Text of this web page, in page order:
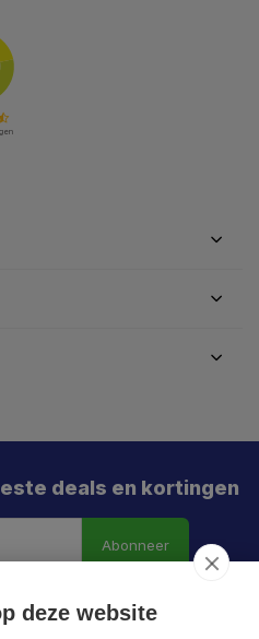
deals en kortingen
Abonneer
deze website